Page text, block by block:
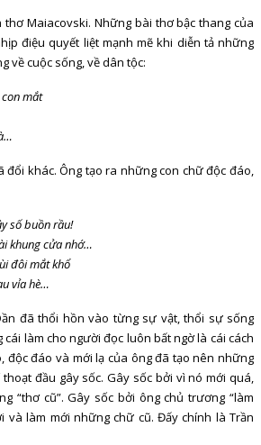
thơ Maiacovski. Những bài thơ bậc thang của
điệu quyết liệt mạnh mẽ khi diễn tả những
về cuộc sống, về dân tộc:
mắt
đổi khác. Ông tạo ra những con chữ độc đáo,
số buồn rầu!
khung cửa nhớ…
đôi mắt khổ
vỉa hè…
đã thổi hồn vào từng sự vật, thổi sự sống
làm cho người đọc luôn bất ngờ là cái cách
độc đáo và mới lạ của ông đã tạo nên những
đầu gây sốc. Gây sốc bởi vì nó mới quá,
“thơ cũ”. Gây sốc bởi ông chủ trương “làm
và làm mới những chữ cũ. Đấy chính là Trần